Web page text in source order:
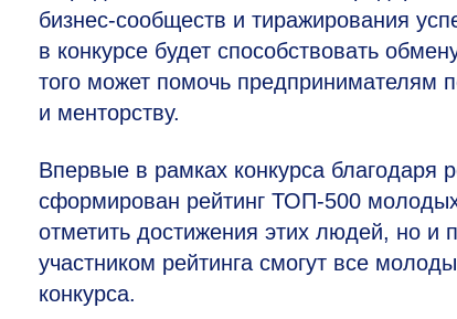
бизнес-сообществ и тиражирования
в конкурсе будет способствовать
того может помочь предпринимателям
и менторству.
Впервые в рамках конкурса благодаря
сформирован рейтинг ТОП-500
отметить достижения этих людей, но и
участником рейтинга смогут все
конкурса.